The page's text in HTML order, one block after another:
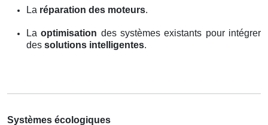
La réparation des moteurs.
Laoptimisation des systèmes existants pour intégrer
des solutions intelligentes.
Systèmes écologiques